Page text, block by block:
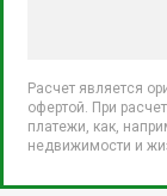
Расчет является
офертой. При
платежи, как,
недвижимости и